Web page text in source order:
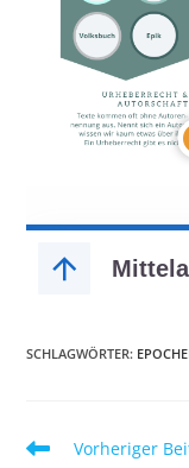
SCHLAGWÖRTER:
WeitereVorheriger